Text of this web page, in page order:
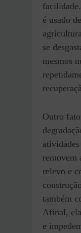
é usado
se
mesmos
Outro
atividades
removem
relevo e
também
Afinal,
e